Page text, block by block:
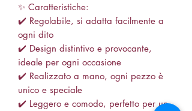
✨ Caratteristiche:
✔️ Regolabile, si adatta facilmente a
ogni dito
✔️ Design distintivo e provocante,
ideale per ogni occasione
✔️ Realizzato a mano, ogni pezzo è
unico e speciale
✔️ Leggero e comodo, perfetto per un